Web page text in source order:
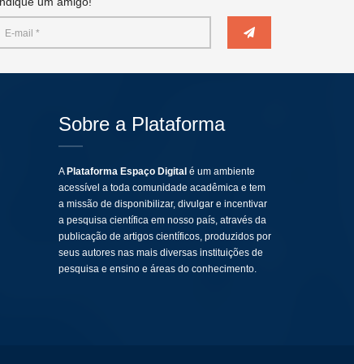
Sobre a Plataforma
A Plataforma Espaço Digital é um ambiente
acessível a toda comunidade acadêmica e tem
a missão de disponibilizar, divulgar e incentivar
a pesquisa científica em nosso país, através da
publicação de artigos científicos, produzidos por
seus autores nas mais diversas instituições de
pesquisa e ensino e áreas do conhecimento.